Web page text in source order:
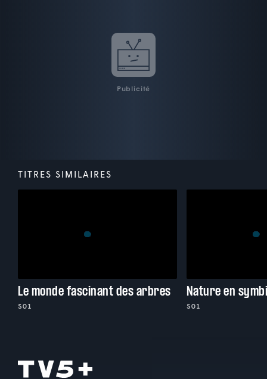
Publicité
TITRES SIMILAIRES
Le monde fascinant des arbres
S01
Nature en
S01